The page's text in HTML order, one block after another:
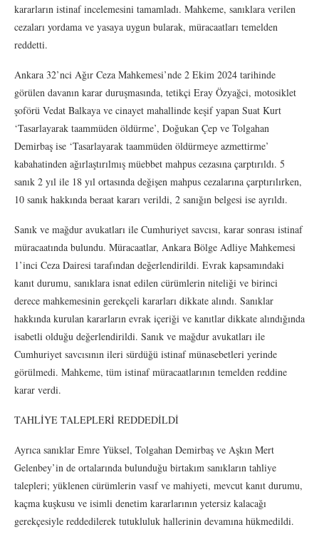
kararların istinaf incelemesini tamamladı. Mahkeme, sanıklara verilen
cezaları yordama ve yasaya uygun bularak, müracaatları temelden
reddetti.
Ankara 32’nci Ağır Ceza Mahkemesi’nde 2 Ekim 2024 tarihinde
görülen davanın karar duruşmasında, tetikçi Eray Özyağci, motosiklet
şoförü Vedat Balkaya ve cinayet mahallinde keşif yapan Suat Kurt
‘Tasarlayarak taammüden öldürme’, Doğukan Çep ve Tolgahan
Demirbaş ise ‘Tasarlayarak taammüden öldürmeye azmettirme’
kabahatinden ağırlaştırılmış müebbet mahpus cezasına çarptırıldı. 5
sanık 2 yıl ile 18 yıl ortasında değişen mahpus cezalarına çarptırılırken,
10 sanık hakkında beraat kararı verildi, 2 sanığın belgesi ise ayrıldı.
Sanık ve mağdur avukatları ile Cumhuriyet savcısı, karar sonrası istinaf
müracaatında bulundu. Müracaatlar, Ankara Bölge Adliye Mahkemesi
1’inci Ceza Dairesi tarafından değerlendirildi. Evrak kapsamındaki
kanıt durumu, sanıklara isnat edilen cürümlerin niteliği ve birinci
derece mahkemesinin gerekçeli kararları dikkate alındı. Sanıklar
hakkında kurulan kararların evrak içeriği ve kanıtlar dikkate alındığında
isabetli olduğu değerlendirildi. Sanık ve mağdur avukatları ile
Cumhuriyet savcısının ileri sürdüğü istinaf münasebetleri yerinde
görülmedi. Mahkeme, tüm istinaf müracaatlarının temelden reddine
karar verdi.
TAHLİYE TALEPLERİ REDDEDİLDİ
Ayrıca sanıklar Emre Yüksel, Tolgahan Demirbaş ve Aşkın Mert
Gelenbey’in de ortalarında bulunduğu birtakım sanıkların tahliye
talepleri; yüklenen cürümlerin vasıf ve mahiyeti, mevcut kanıt durumu,
kaçma kuşkusu ve isimli denetim kararlarının yetersiz kalacağı
gerekçesiyle reddedilerek tutukluluk hallerinin devamına hükmedildi.